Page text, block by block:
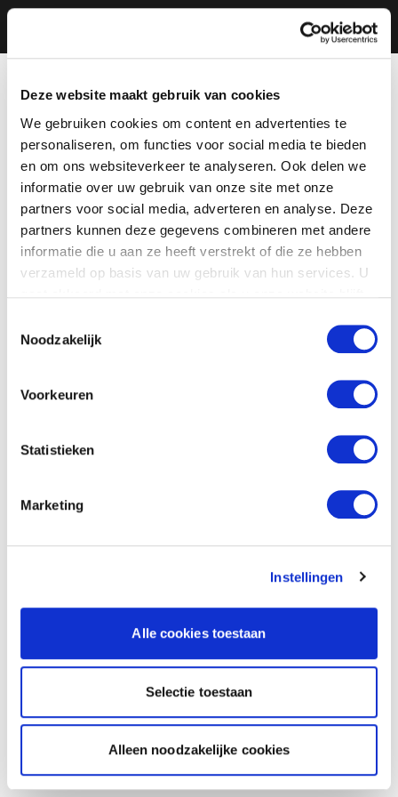
Deze website maakt gebruik van cookies
We gebruiken cookies om content en advertenties te
personaliseren, om functies voor social media te bieden
en om ons websiteverkeer te analyseren. Ook delen we
informatie over uw gebruik van onze site met onze
partners voor social media, adverteren en analyse. Deze
partners kunnen deze gegevens combineren met andere
informatie die u aan ze heeft verstrekt of die ze hebben
verzameld op basis van uw gebruik van hun services. U
Noodzakelijk
Voorkeuren
Statistieken
Marketing
Instellingen
Alle cookies toestaan
Selectie toestaan
Alleen noodzakelijke cookies